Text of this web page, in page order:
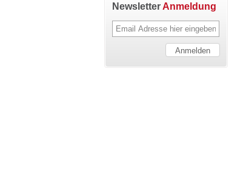
NewsletterAnmeldung